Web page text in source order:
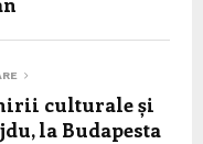
culturale și
la Budapesta